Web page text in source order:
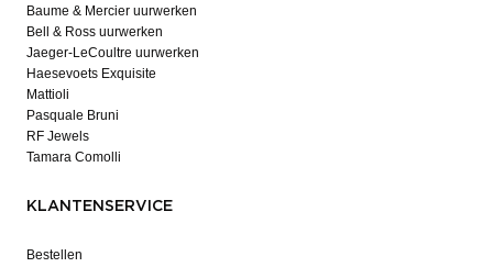
Baume & Mercier uurwerken
Bell & Ross uurwerken
Jaeger-LeCoultre uurwerken
Haesevoets Exquisite
Mattioli
Pasquale Bruni
RF Jewels
Tamara Comolli
KLANTENSERVICE
Bestellen